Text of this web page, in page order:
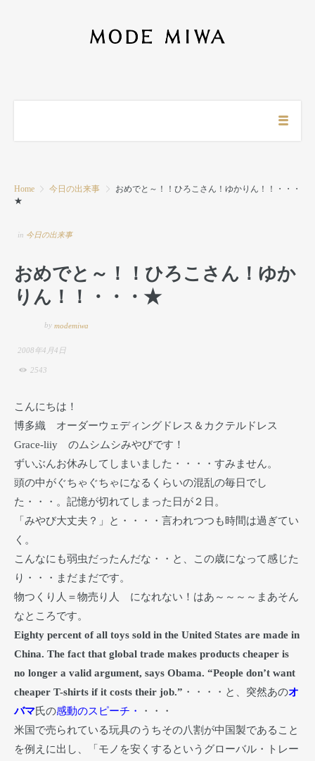
Home 今日の出来事
おめでと～！！ひろこさん！ゆかりん！！・・・
★
in 今日の出来事
おめでと～！！ひろこさん！ゆか
りん！！・・・★
by modemiwa
2008年4月4日
2543
こんにちは！
博多織 オーダーウェディングドレス＆カクテルドレス
Grace-liiy のムシムシみやびです！
ずいぶんお休みしてしまいました・・・・すみません。
頭の中がぐちゃぐちゃになるくらいの混乱の毎日でし
た・・・。記憶が切れてしまった日が２日。
「みやび大丈夫？」と・・・・言われつつも時間は過ぎてい
く。
こんなにも弱虫だったんだな・・と、この歳になって感じた
り・・・まだまだです。
物つくり人＝物売り人 になれない！はあ～～～～まあそん
なところです。
Eighty percent of all toys sold in the United States are made in
China. The fact that global trade makes products cheaper is
no longer a valid argument, says Obama. “People don’t want
cheaper T-shirts if it costs their job.” ・・・・と、突然あのオ
バマ氏の感動のスピーチ・
・・・
米国で売られている玩具のうちその八割が中国製であること
を例えに出し、「モノを安くするというグローバル・トレー